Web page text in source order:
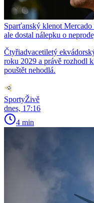
Sparťanský klenot
ale dostal nálepku o
Čtyřiadvacetiletý
roku 2029 a právě rozhodl
pouštět nehodlá.
SportyŽivě
dnes, 17:16
4 min